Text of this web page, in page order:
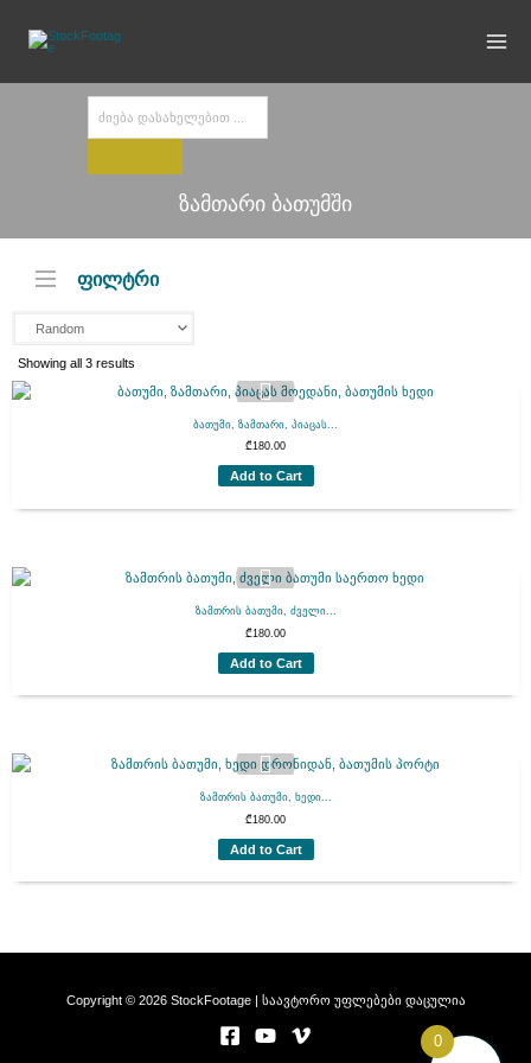
content
search
ზამთარი ბათუმში
ფილტრი
Showing all 3 results
ბათუმი, ზამთარი, პიაცას...
₾180.00
Add to Cart
ზამთრის ბათუმი, ძველი...
₾180.00
Add to Cart
ზამთრის ბათუმი, ხედი...
₾180.00
Add to Cart
Copyright © 2026 StockFootage | საავტორო უფლებები დაცულია
0